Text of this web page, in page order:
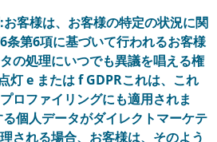
客様は、お客様の特定の状況に関
条第6項に基づいて行われるお客様
の処理にいつでも異議を唱える権
灯 e または f GDPRこれは、これ
ロファイリングにも適用されま
個人データがダイレクトマーケテ
される場合、お客様は、そのよう